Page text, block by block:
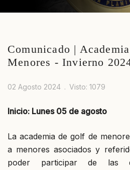
Comunicado |
Menores - Invierno
02 Agosto 2024 Visto: 1079
Inicio: Lunes 05 de agosto
La academia de golf de
a menores asociados y
poder participar de las